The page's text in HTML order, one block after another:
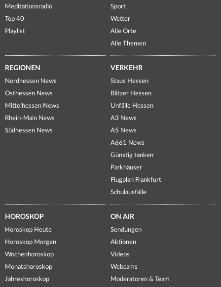
Meditationsradio
Top 40
Playlist
Sport
Wetter
Alle Orte
Alle Themen
REGIONEN
Nordhessen News
Osthessen News
Mittelhessen News
Rhein-Main News
Südhessen News
VERKEHR
Staus Hessen
Blitzer Hessen
Unfälle Hessen
A3 News
A5 News
A661 News
Günstig tanken
Parkhäuser
Flugplan Frankfurt
Schulausfälle
HOROSKOP
Horoskop Heute
Horoskop Morgen
Wochenhoroskop
Monatshoroskop
Jahreshoroskop
ON AIR
Sendungen
Aktionen
Videos
Webcams
Moderatoren & Team